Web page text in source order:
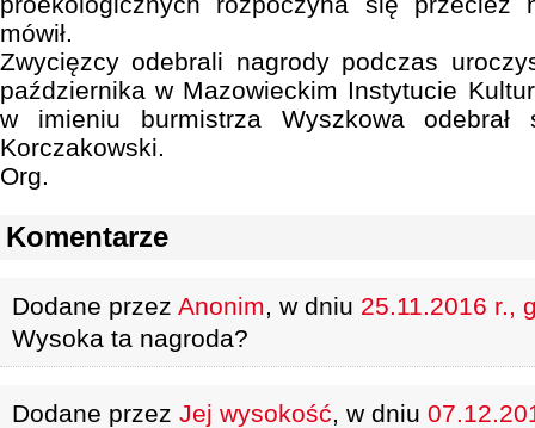
mówił.
Zwycięzcy odebrali nagrody podczas
października w Mazowieckim Instytucie
w imieniu burmistrza Wyszkowa odebrał
Korczakowski.
Org.
Komentarze
Dodane przez Anonim, w dniu 25.11.2016 r.,
Wysoka ta nagroda?
Dodane przez Jej wysokość, w dniu